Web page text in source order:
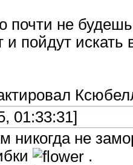
почти не
пойдут искать
01:33:31]
никогда не
.